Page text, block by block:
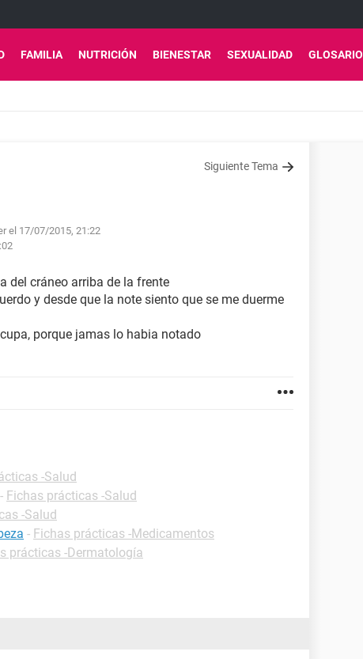
FAMILIA NUTRICIÓN BIENESTAR SEXUALIDAD GLOSARIO
Siguiente Tema
el 17/07/2015, 21:22
del cráneo arriba de la frente
y desde que la note siento que se me duerme
porque jamas lo habia notado
-Salud
- Fichas prácticas -Salud
-Salud
- Fichas prácticas -Medicamentos
prácticas -Dermatología